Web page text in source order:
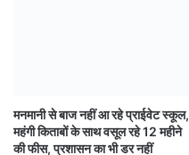
मनमानी से बाज नहीं आ रहे प्राईवेट स्कूल,
महंगी किताबों के साथ वसूल रहे 12 महीने
की फीस, प्रशासन का भी डर नहीं